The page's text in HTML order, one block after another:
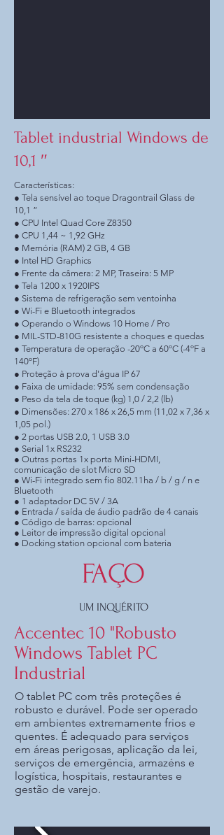
Tablet industrial Windows de
10,1 ″
Características:
● Tela sensível ao toque Dragontrail Glass de
10,1 ”
● CPU Intel Quad Core Z8350
● CPU 1,44 ~ 1,92 GHz
● Memória (RAM) 2 GB, 4 GB
● Intel HD Graphics
● Frente da câmera: 2 MP, Traseira: 5 MP
● Tela 1200 x 1920IPS
● Sistema de refrigeração sem ventoinha
● Wi-Fi e Bluetooth integrados
● Operando o Windows 10 Home / Pro
● MIL-STD-810G resistente a choques e quedas
● Temperatura de operação -20ºC a 60ºC (-4ºF a
140ºF)
● Proteção à prova d'água IP 67
● Faixa de umidade: 95% sem condensação
● Peso da tela de toque (kg) 1,0 / 2,2 (lb)
● Dimensões: 270 x 186 x 26,5 mm (11,02 x 7,36 x
1,05 pol.)
● 2 portas USB 2.0, 1 USB 3.0
● Serial 1x RS232
● Outras portas 1x porta Mini-HDMI,
comunicação de slot Micro SD
● Wi-Fi integrado sem fio 802.11ha / b / g / n e
Bluetooth
● 1 adaptador DC 5V / 3A
● Entrada / saída de áudio padrão de 4 canais
● Código de barras: opcional
● Leitor de impressão digital opcional
● Docking station opcional com bateria
FAÇO
UM INQUÉRITO
Accentec 10 "Robusto
Windows Tablet PC
Industrial
O tablet PC com três proteções é
robusto e durável. Pode ser operado
em ambientes extremamente frios e
quentes. É adequado para serviços
em áreas perigosas, aplicação da lei,
serviços de emergência, armazéns e
logística, hospitais, restaurantes e
gestão de varejo.